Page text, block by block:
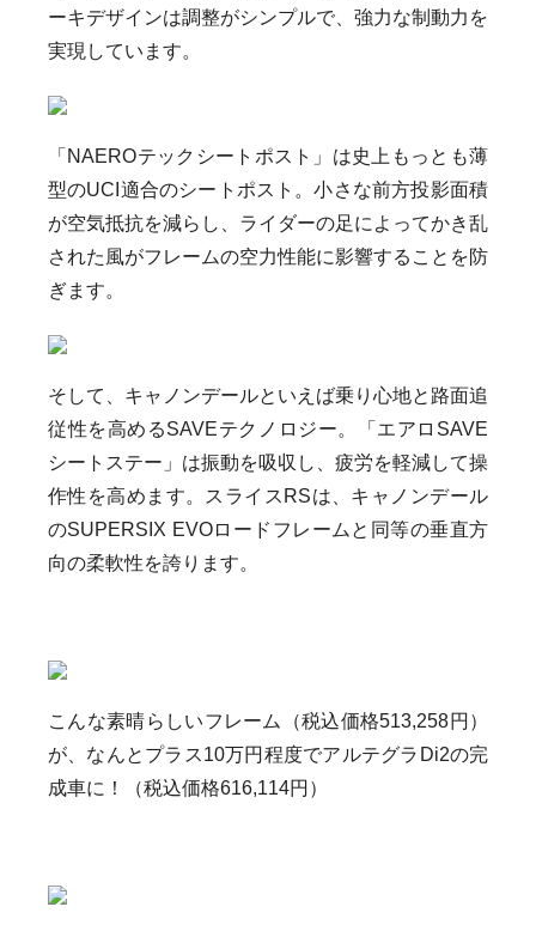
ーキデザインは調整がシンプルで、強力な制動力を
実現しています。
「NAEROテックシートポスト」は史上もっとも薄
型のUCI適合のシートポスト。小さな前方投影面積
が空気抵抗を減らし、ライダーの足によってかき乱
された風がフレームの空力性能に影響することを防
ぎます。
そして、キャノンデールといえば乗り心地と路面追
従性を高めるSAVEテクノロジー。「 エアロSAVE
シートステー」は振動を吸収し、疲労を軽減して操
作性を高めます。スライスRSは、キャノンデール
のSUPERSIX EVOロードフレームと同等の垂直方
向の柔軟性を誇ります。
こんな素晴らしいフレーム（税込価格513,258円）
が、なんとプラス10万円程度でアルテグラDi2の完
成車に！（税込価格616,114円）